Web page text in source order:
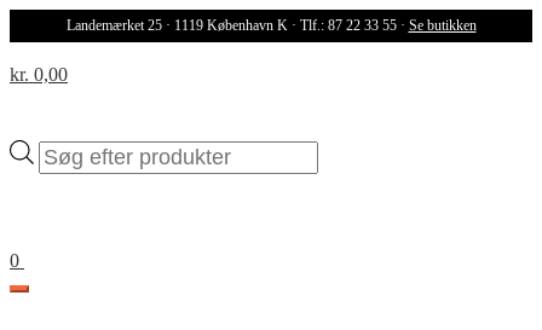
Landemærket 25 · 1119 København K · Tlf.: 87 22 33 55 · Se butikken
Products
search
kr. 0,00
0